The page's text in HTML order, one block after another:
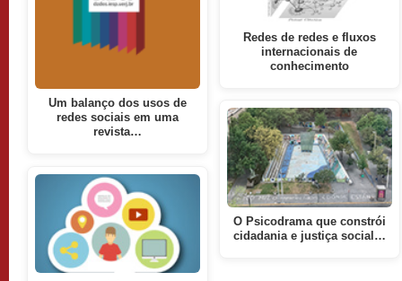
Um balanço dos usos de
redes sociais em uma
revista…
Redes de redes e fluxos
internacionais de
conhecimento
O Psicodrama que constrói
cidadania e justiça social…